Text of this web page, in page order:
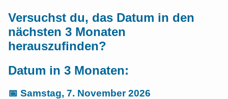
Versuchst du, das Datum in den
nächsten 3 Monaten
herauszufinden?
Datum in 3 Monaten:
📅 Samstag, 7. November 2026